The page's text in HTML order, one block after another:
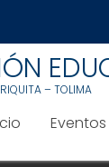
– TOLIMA
Eventos